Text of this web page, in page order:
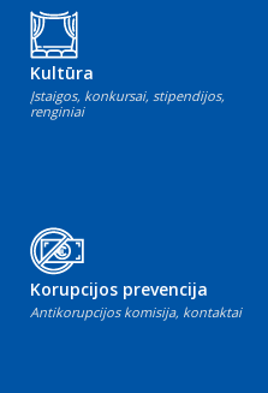
Kultūra
Įstaigos, konkursai, stipendijos,
renginiai
Korupcijos prevencija
Antikorupcijos komisija, kontaktai